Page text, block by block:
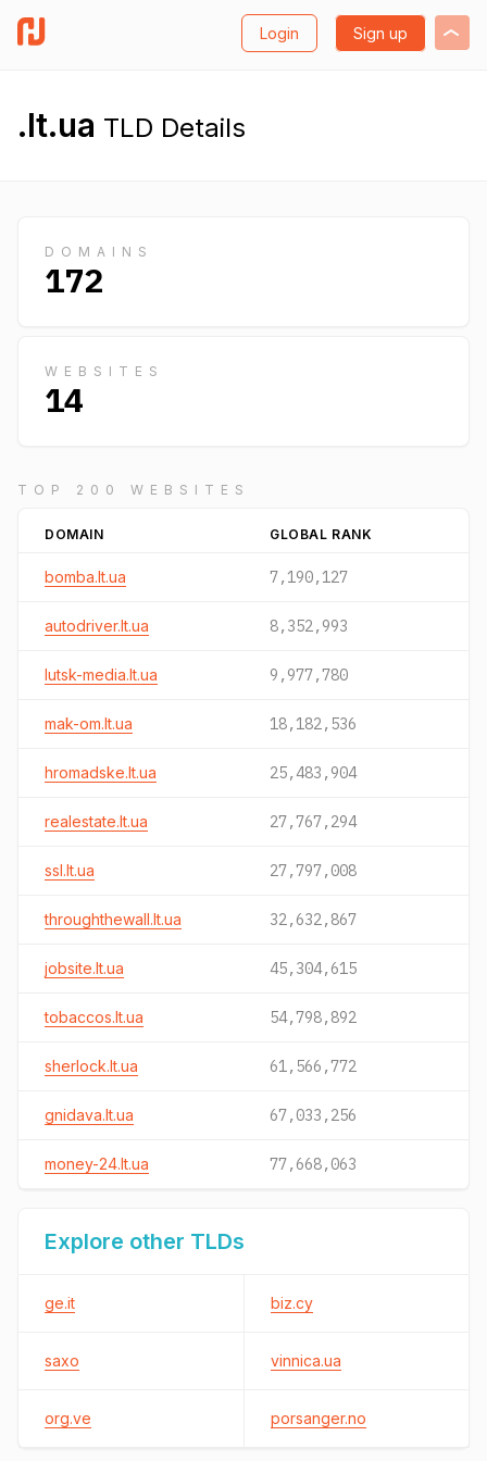
Login Sign up
.lt.ua TLD Details
DOMAINS
172
WEBSITES
14
TOP 200 WEBSITES
DOMAIN GLOBAL RANK
bomba.lt.ua 7,190,127
autodriver.lt.ua 8,352,993
lutsk-media.lt.ua 9,977,780
mak-om.lt.ua 18,182,536
hromadske.lt.ua 25,483,904
realestate.lt.ua 27,767,294
ssl.lt.ua 27,797,008
throughthewall.lt.ua 32,632,867
jobsite.lt.ua 45,304,615
tobaccos.lt.ua 54,798,892
sherlock.lt.ua 61,566,772
gnidava.lt.ua 67,033,256
money-24.lt.ua 77,668,063
Explore other TLDs
ge.it biz.cy
saxo vinnica.ua
org.ve porsanger.no